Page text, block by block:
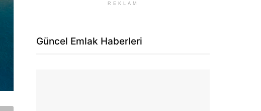
REKLAM
Güncel Emlak Haberleri